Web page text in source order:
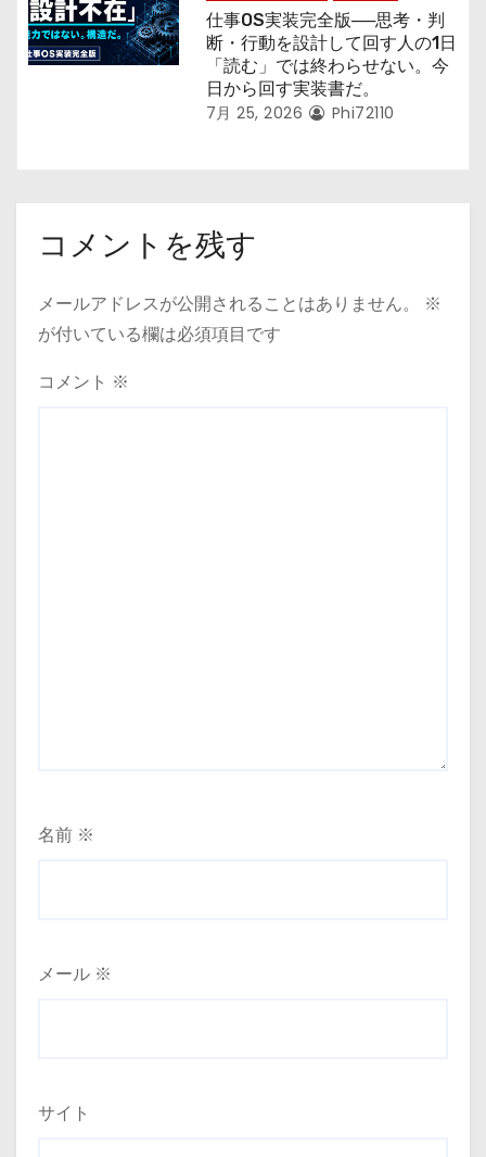
仕事OS実装完全版──思考・判
断・行動を設計して回す人の1日
「読む」では終わらせない。今
日から回す実装書だ。
7月 25, 2026 Phi72110
コメントを残す
メールアドレスが公開されることはありません。
※
が付いている欄は必須項目です
コメント ※
名前 ※
メール ※
サイト